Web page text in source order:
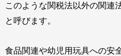
このような関税法以外の関連
と呼びます。
食品関連や幼児用玩具への安